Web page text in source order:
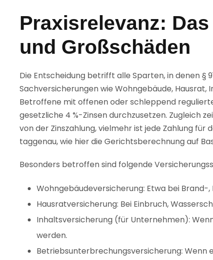
Praxisrelevanz:
und Großschäden
Die Entscheidung betrifft alle Sparten, in denen §
Sachversicherungen wie Wohngebäude,
Betroffene mit offenen oder schleppend
gesetzliche 4 %-Zinsen durchzusetzen. Zugleich
von der Zinszahlung, vielmehr ist jede Zahlung für
taggenau, wie hier die Gerichtsberechnung auf
Besonders betroffen sind folgende
Wohngebäudeversicherung: Etwa bei
Hausratversicherung: Bei Einbruch,
Inhaltsversicherung (für Unternehmen):
werden.
Betriebsunterbrechungsversicherung: Wenn